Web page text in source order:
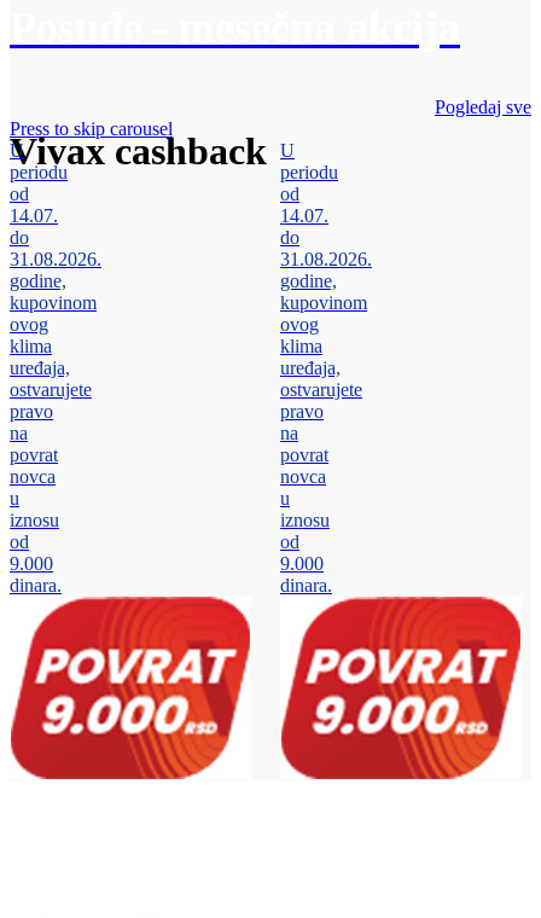
Vivax cashback
Pogledaj sve
Press to skip carousel
U
periodu
od
14.07.
do
31.08.2026.
godine,
kupovinom
ovog
klima
uređaja,
ostvarujete
pravo
na
povrat
novca
u
iznosu
od
9.000
dinara.
U
periodu
od
14.07.
do
31.08.2026.
godine,
kupovinom
ovog
klima
uređaja,
ostvarujete
pravo
na
povrat
novca
u
iznosu
od
9.000
dinara.